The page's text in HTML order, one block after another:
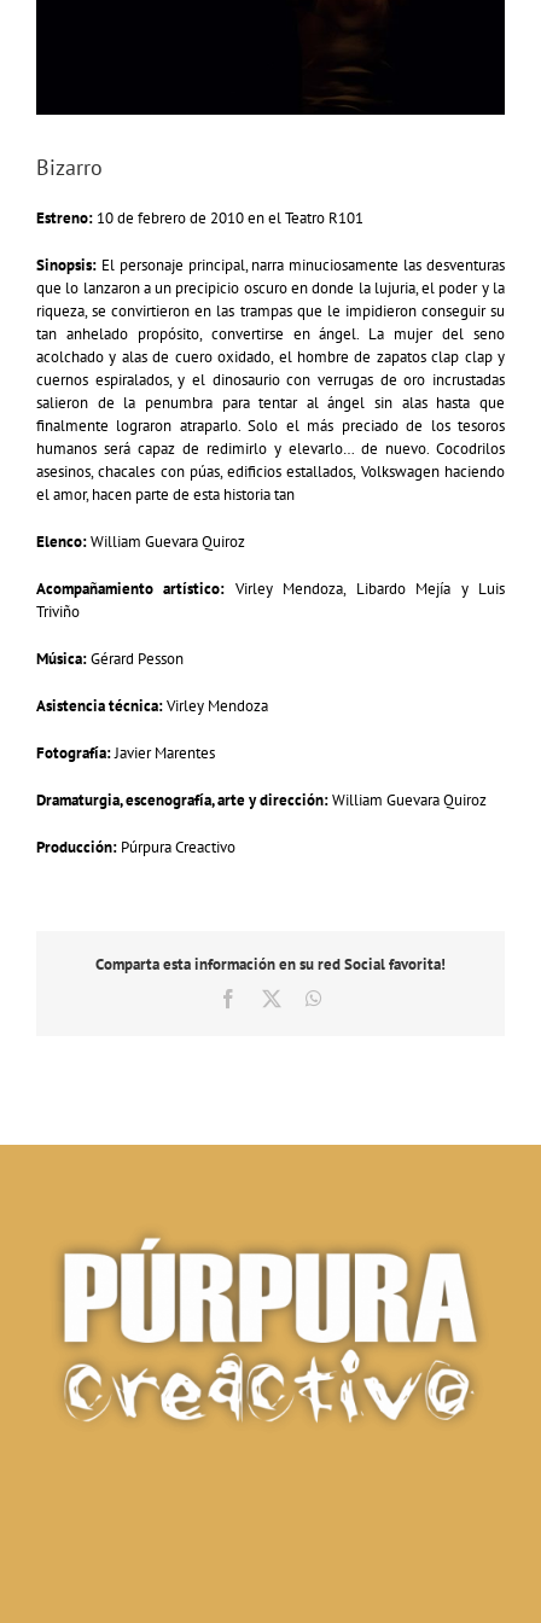
Bizarro
Estreno: 10 de febrero de 2010 en el Teatro R101
Sinopsis: El personaje principal, narra minuciosamente las desventuras
que lo lanzaron a un precipicio oscuro en donde la lujuria, el poder y la
riqueza, se convirtieron en las trampas que le impidieron conseguir su
tan anhelado propósito, convertirse en ángel. La mujer del seno
acolchado y alas de cuero oxidado, el hombre de zapatos clap clap y
cuernos espiralados, y el dinosaurio con verrugas de oro incrustadas
salieron de la penumbra para tentar al ángel sin alas hasta que
finalmente lograron atraparlo. Solo el más preciado de los tesoros
humanos será capaz de redimirlo y elevarlo… de nuevo. Cocodrilos
asesinos, chacales con púas, edificios estallados, Volkswagen haciendo
el amor, hacen parte de esta historia tan
Elenco:William Guevara Quiroz
Acompañamiento artístico: Virley Mendoza, Libardo Mejía y Luis
Triviño
Música:Gérard Pesson
Asistencia técnica:Virley Mendoza
Fotografía:Javier Marentes
Dramaturgia, escenografía, arte y dirección:William Guevara Quiroz
Producción: Púrpura Creactivo
Comparta esta información en su red Social favorita!
Facebook